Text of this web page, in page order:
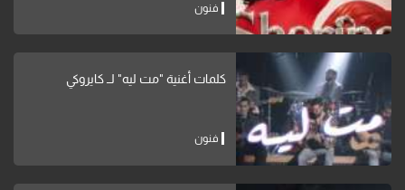
فنون
كلمات أغنية "مت ليه" لــ كايروكي
فنون